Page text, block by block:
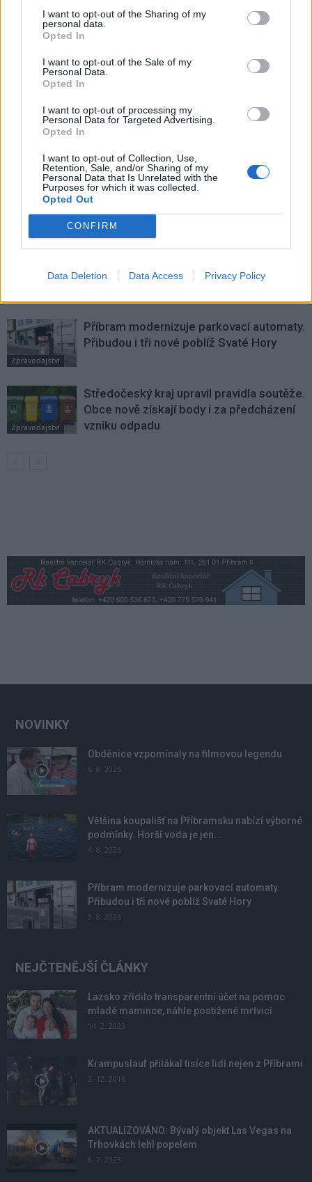
I want to opt-out of the Sharing of my
personal data.
Opted In
I want to opt-out of the Sale of my
Personal Data.
Opted In
I want to opt-out of processing my
Personal Data for Targeted Advertising.
Opted In
I want to opt-out of Collection, Use,
Retention, Sale, and/or Sharing of my
Personal Data that Is Unrelated with the
Purposes for which it was collected.
Opted Out
CONFIRM
Data Deletion Data Access Privacy Policy
Předchozí článek
Náměstí T. G. Masaryka
v Příbrami ožije hudbou:
SchoolStock 2025 přivítá kapely
z celého regionu
Jan Konvalinka: Se zdražením
jízdného nesouhlasím,
SOUVISEJÍCÍ ČLÁNKY
VÍCE OD AUTORA
výborné podmínky. Horší voda je jen na
Zpravodajství
Příbram modernizuje parkovací automaty.
Přibudou i tři nové poblíž Svaté Hory
Zpravodajství
Středočeský kraj upravil pravidla soutěže.
Obce nově získají body i za předcházení
vzniku odpadu
NOVINKY
Obděnice vzpomínaly na filmovou legendu
6. 8. 2026
Většina koupališť na Příbramsku nabízí výborné
podmínky. Horší voda je jen...
4. 8. 2026
Příbram modernizuje parkovací automaty.
Přibudou i tři nové poblíž Svaté Hory
3. 8. 2026
NEJČTENĚJŠÍ ČLÁNKY
Lazsko zřídilo transparentní účet na pomoc
mladé mamince, náhle postižené mrtvicí
14. 2. 2023
Krampuslauf přilákal tisíce lidí nejen z Příbrami
2. 12. 2016
AKTUALIZOVÁNO: Bývalý objekt Las Vegas na
Trhovkách lehl popelem
8. 7. 2023